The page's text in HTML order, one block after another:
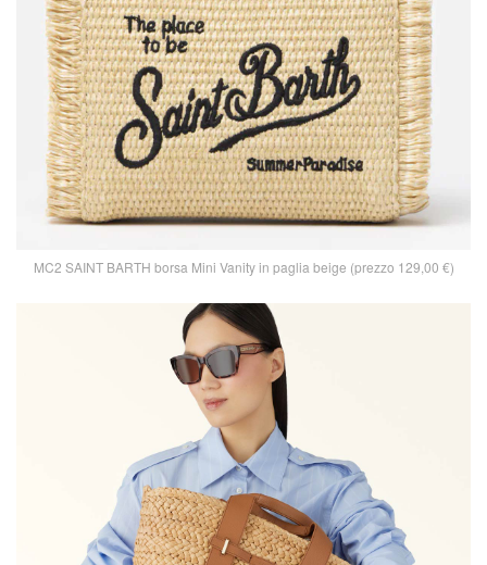
MC2 SAINT BARTH borsa Mini Vanity in paglia beige (prezzo 129,00 €)